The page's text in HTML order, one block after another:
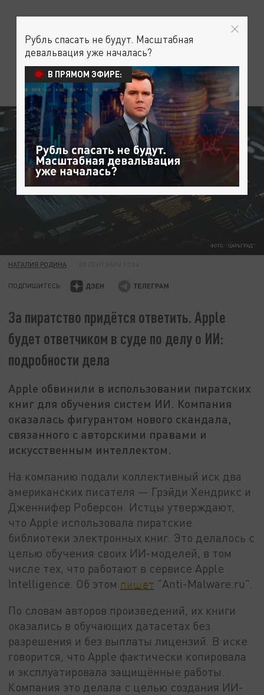
ФОТО: "ЦАРЬГРАД"
ТЕХНОЛОГИИ
НАТАЛИЯ РОДИНА
ПОДПИШИТЕСЬ:
За пиратство придётся ответить. Apple
будет ответчиком в суде по делу о ИИ:
подробности дела
Apple обвинили в использовании пиратских
книг для обучения систем ИИ. Компания
оказалась фигурантом нового скандала,
связанного с авторскими правами и
искусственным интеллектом.
На компанию подали коллективный иск два
американских писателя — Грэйди Хендрикс и
Дженнифер Роберсон. Истцы утверждают,
что Apple использовала пиратские
библиотеки электронных книг. Это делалось с
целью обучения своих ИИ-моделей, в том
числе тех, что работают в сервисе Apple
Intelligence. Об этом пишет "Anti-Malware.ru".
По словам авторов произведений, их книги
оказались в обучающих датасетах без
разрешения и без выплаты лицензий. В иске
говорится, что Apple фактически копировала
и эксплуатировала защищённые работы.
Компания это делала с целью создания ИИ-
Рубль спасать не будут. Масштабная
девальвация уже началась?
В ПРЯМОМ ЭФИРЕ: